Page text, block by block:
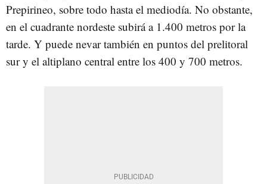
Prepirineo, sobre todo hasta el mediodía. No obstante,
en el cuadrante nordeste subirá a 1.400 metros por la
tarde. Y puede nevar también en puntos del prelitoral
sur y el altiplano central entre los 400 y 700 metros.